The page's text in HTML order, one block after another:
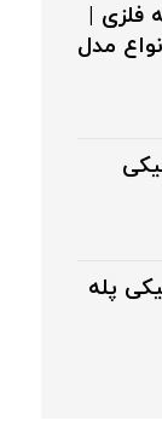
فلزی |
مدل
پله